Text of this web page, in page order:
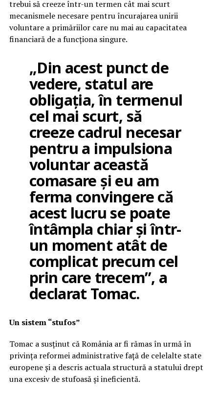
trebui să creeze într-un termen cât mai scurt
mecanismele necesare pentru încurajarea unirii
voluntare a primăriilor care nu mai au capacitatea
financiară de a funcționa singure.
„Din acest punct de
vedere, statul are
obligația, în termenul
cel mai scurt, să
creeze cadrul necesar
pentru a impulsiona
voluntar această
comasare și eu am
ferma convingere că
acest lucru se poate
întâmpla chiar și într-
un moment atât de
complicat precum cel
prin care trecem”, a
declarat Tomac.
Un sistem “stufos”
Tomac a susținut că România ar fi rămas în urmă în
privința reformei administrative față de celelalte state
europene și a descris actuala structură a statului drept
una excesiv de stufoasă și ineficientă.